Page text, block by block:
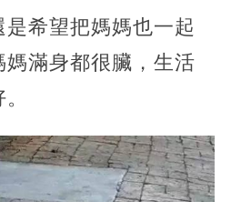
希望把媽媽也一起
滿身都很臟，生活